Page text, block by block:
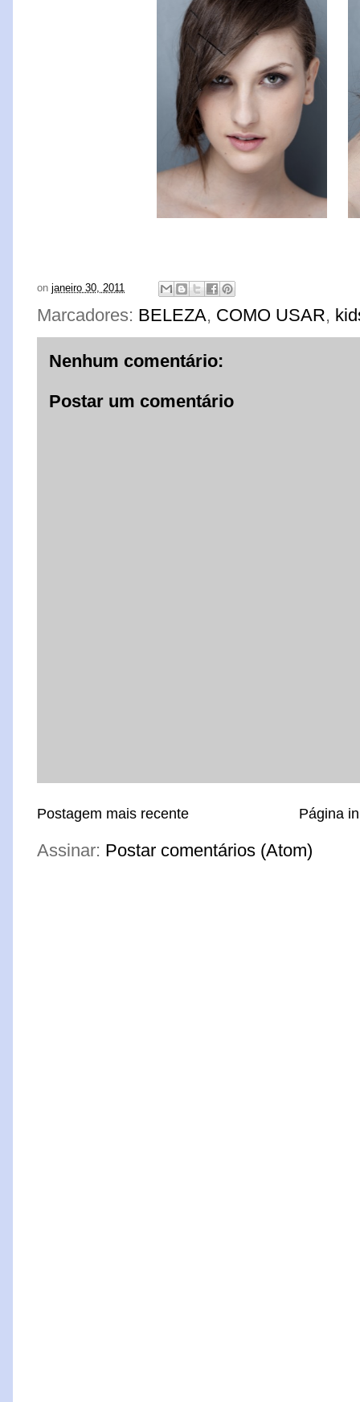
on janeiro 30, 2011
Marcadores: BELEZA, COMO USAR,
Nenhum comentário:
Postar um comentário
Postagem mais recente Página
Assinar: Postar comentários (Atom)